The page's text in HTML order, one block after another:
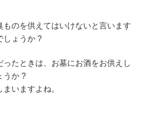
ものを供えてはいけないと言います
しょうか ?
ったときは、お墓にお酒をお供えし
うか ?
いますよね。